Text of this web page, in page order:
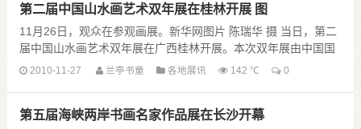
第二届中国山水画艺术双年展在桂林开展 图
11月26日，观众在参观画展。新华网图片 陈瑞华 摄 当日，第二
届中国山水画艺术双年展在广西桂林开展。本次双年展由中国国
家画院和桂林市政府联合主办，共收到来自全......
2010-11-27 兰亭书童 各地展讯 142 ℃ 0
第五届海峡两岸书画名家作品展在长沙开幕